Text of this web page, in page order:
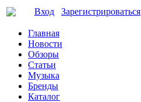
Вход Зарегистрироваться
Главная
Новости
Обзоры
Статьи
Музыка
Бренды
Каталог